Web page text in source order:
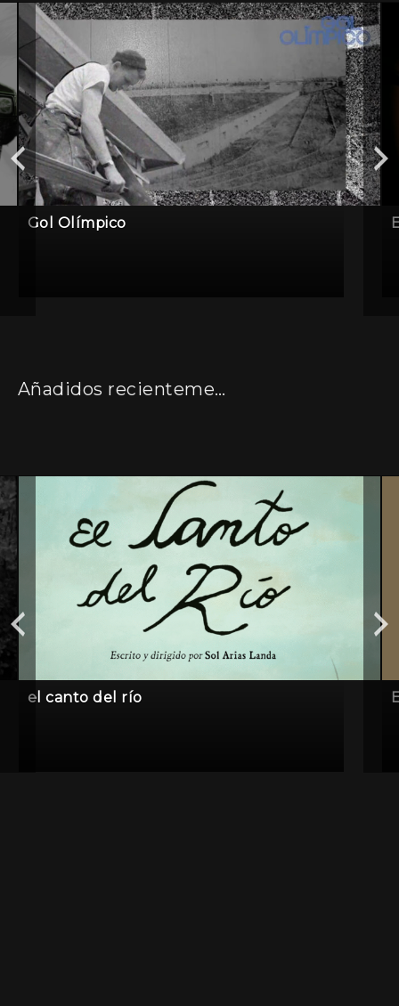
Gol Olímpico
Añadidos recientemente
el canto del río